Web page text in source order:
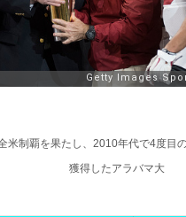
米制覇を果たし、2010年代で4度目
獲得したアラバマ大